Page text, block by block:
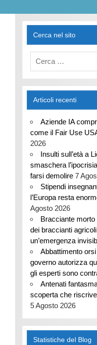
Cerca nel sito
Articoli recenti
Aziende IA
come il Fair Use
2026
Insulti sull’età a
smaschera
farsi demolire 7
Stipendi
l’Europa resta
Agosto 2026
Bracciante
dei braccianti
un’emergenza
Abbattimento
governo autorizza
gli esperti sono
Antenati
scoperta che
5 Agosto 2026
Statistiche del Blog